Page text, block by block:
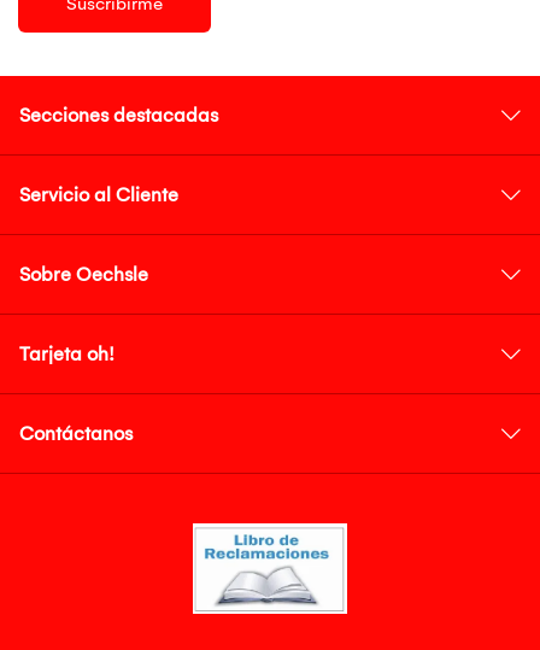
Secciones destacadas
Servicio al Cliente
Sobre Oechsle
Tarjeta oh!
Contáctanos